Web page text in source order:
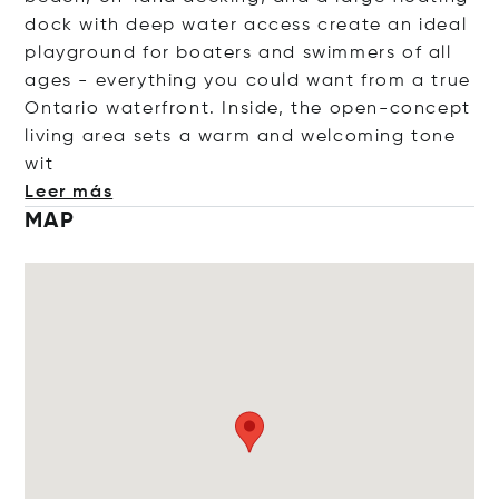
dock with deep water access create an ideal
playground for boaters and swimmers of all
ages - everything you could want from a true
Ontario waterfront. Inside, the open-concept
living area sets a warm and welcoming tone
wit
Leer más
MAP